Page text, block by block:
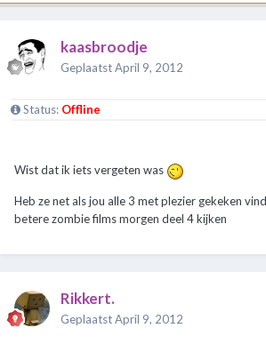
kaasbroodje
GeplaatstApril 9, 2012
Status: Offline
Wist dat ik iets vergeten was
Heb ze net als jou alle 3 met plezier gekeken
betere zombie films morgen deel 4 kijken
Rikkert.
GeplaatstApril 9, 2012